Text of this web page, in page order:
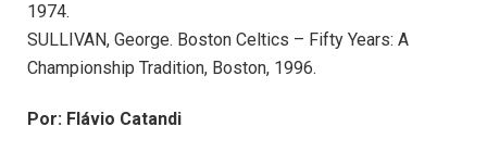
1974.
SULLIVAN, George. Boston Celtics – Fifty Years: A
Championship Tradition, Boston, 1996.
Por: Flávio Catandi